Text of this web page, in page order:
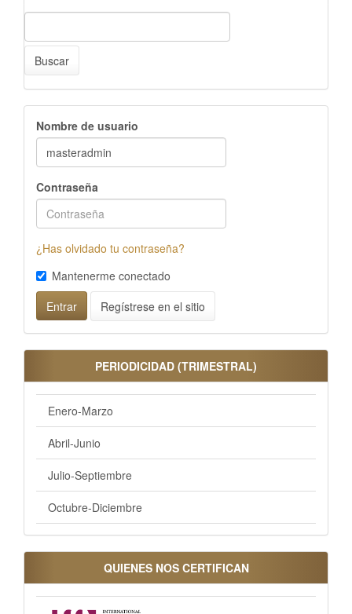
Buscar
Nombre de usuario
Contraseña
¿Has olvidado tu contraseña?
Mantenerme conectado
Entrar
Regístrese en el sitio
PERIODICIDAD (TRIMESTRAL)
Enero-Marzo
Abril-Junio
Julio-Septiembre
Octubre-Diciembre
QUIENES NOS CERTIFICAN